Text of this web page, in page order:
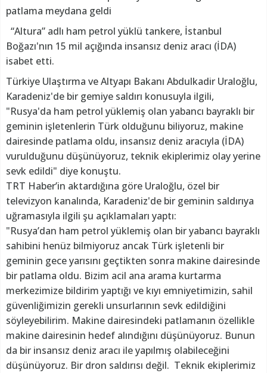
patlama meydana geldi
“Altura” adlı ham petrol yüklü tankere, İstanbul
Boğazı'nın 15 mil açığında insansız deniz aracı (İDA)
isabet etti.
Türkiye Ulaştırma ve Altyapı Bakanı Abdulkadir Uraloğlu,
Karadeniz'de bir gemiye saldırı konusuyla ilgili,
"Rusya'da ham petrol yüklemiş olan yabancı bayraklı bir
geminin işletenlerin Türk olduğunu biliyoruz, makine
dairesinde patlama oldu, insansız deniz aracıyla (İDA)
vurulduğunu düşünüyoruz, teknik ekiplerimiz olay yerine
sevk edildi" diye konuştu.
TRT Haber’in aktardığına göre Uraloğlu, özel bir
televizyon kanalında, Karadeniz'de bir geminin saldırıya
uğramasıyla ilgili şu açıklamaları yaptı:
"Rusya’dan ham petrol yüklemiş olan bir yabancı bayraklı
sahibini henüz bilmiyoruz ancak Türk işletenli bir
geminin gece yarısını geçtikten sonra makine dairesinde
bir patlama oldu. Bizim acil ana arama kurtarma
merkezimize bildirim yaptığı ve kıyı emniyetimizin, sahil
güvenliğimizin gerekli unsurlarının sevk edildiğini
söyleyebilirim. Makine dairesindeki patlamanın özellikle
makine dairesinin hedef alındığını düşünüyoruz. Bunun
da bir insansız deniz aracı ile yapılmış olabileceğini
düşünüyoruz. Bir dron saldırısı değil. Teknik ekiplerimiz